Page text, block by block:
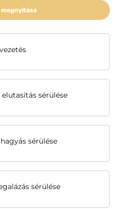
elutasítás sérülése
sérülése
sérülése